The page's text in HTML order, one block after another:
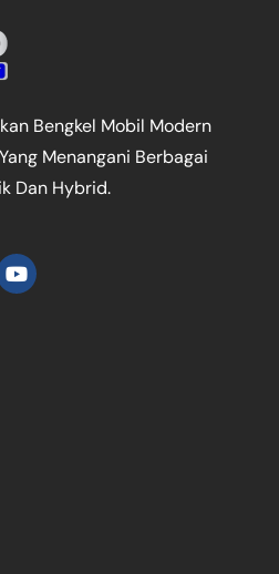
Bengkel Mobil Modern
Menangani Berbagai
Dan Hybrid.